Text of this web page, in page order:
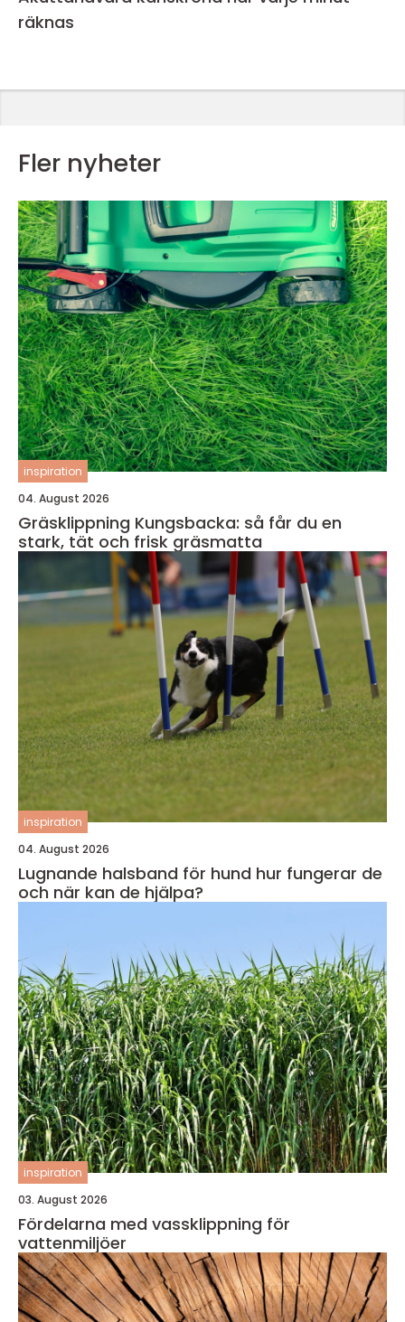
räknas
Fler nyheter
inspiration
04. August 2026
Gräsklippning Kungsbacka: så får du en
stark, tät och frisk gräsmatta
inspiration
04. August 2026
Lugnande halsband för hund hur fungerar de
och när kan de hjälpa?
inspiration
03. August 2026
Fördelarna med vassklippning för
vattenmiljöer